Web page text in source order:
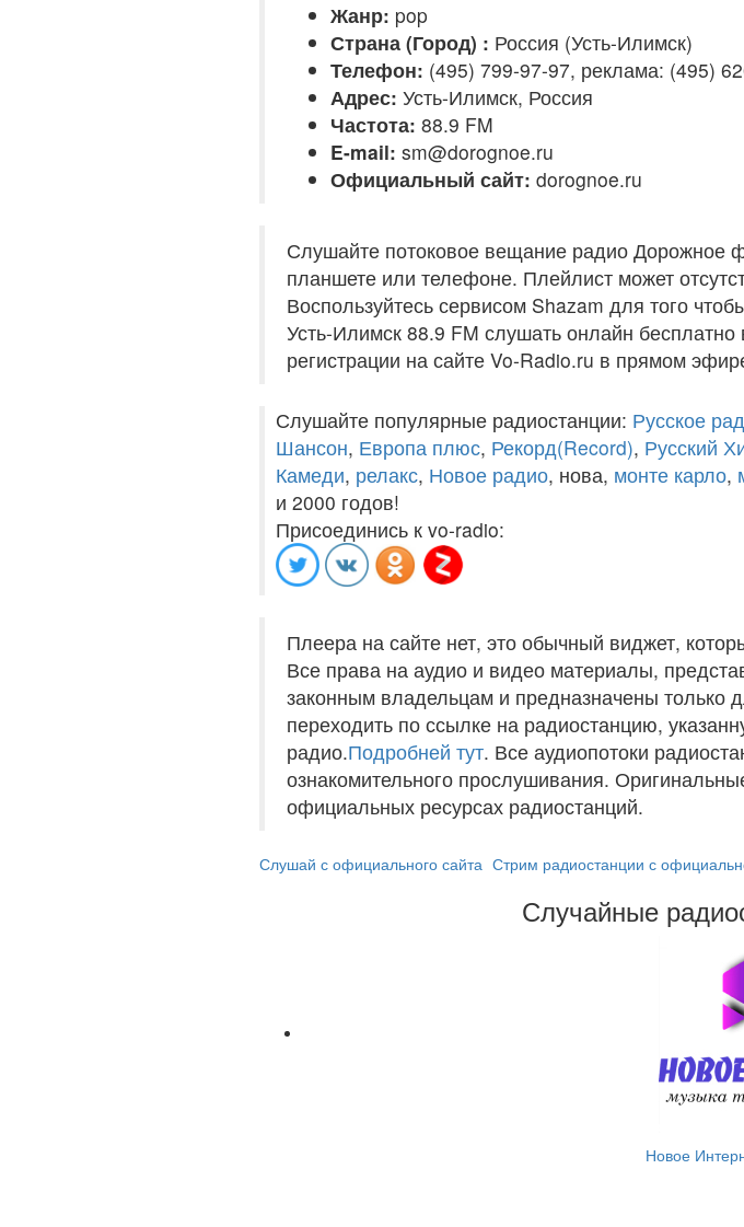
Жанр: pop
Страна (Город) : Россия (Усть-Илимск)
Телефон: (495) 799-97-97, реклама: (495)
Адрес: Усть-Илимск, Россия
Частота: 88.9 FM
E-mail: sm@dorognoe.ru
Официальный сайт: dorognoe.ru
Слушайте потоковое вещание радио Дорожное
планшете или телефоне. Плейлист может
Воспользуйтесь сервисом Shazam для того
Усть-Илимск 88.9 FM слушать онлайн
регистрации на сайте Vo-Radio.ru в прямом
Слушайте популярные радиостанции: Русское
Шансон, Европа плюс, Рекорд(Record), Русский
Камеди, релакс, Новое радио, нова, монте карло,
и 2000 годов!
Присоединись к vo-radio:
Плеера на сайте нет, это обычный виджет,
Все права на аудио и видео материалы,
законным владельцам и предназначены
переходить по ссылке на радиостанцию,
радио.Подробней тут. Все аудиопотоки
ознакомительного прослушивания.
официальных ресурсах радиостанций.
Слушай с официального сайта Стрим радиостанции с
Случайные
Новое